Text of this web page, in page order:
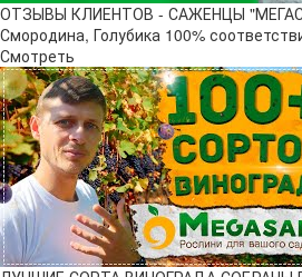
ОТЗЫВЫ КЛИЕНТОВ - САЖЕНЦЫ
Смородина, Голубика 100%
Смотреть